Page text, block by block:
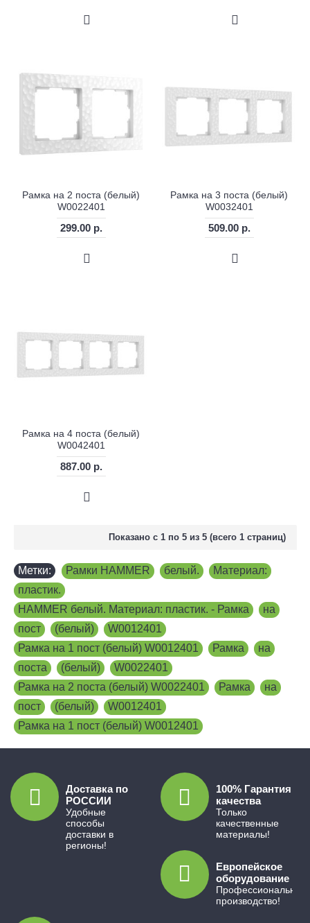
Рамка на 2 поста (белый)
W0022401
299.00 р.
Рамка на 3 поста (белый)
W0032401
509.00 р.
Рамка на 4 поста (белый)
W0042401
887.00 р.
Показано с 1 по 5 из 5 (всего 1 страниц)
Метки: Рамки HAMMER белый. Материал:
пластик.
HAMMER белый. Материал: пластик. - Рамка
на
пост
(белый) W0012401
Рамка на 1 пост (белый) W0012401
Рамка на
поста
(белый) W0022401
Рамка на 2 поста (белый) W0022401
Рамка на
пост
(белый) W0012401
Рамка на 1 пост (белый) W0012401
Доставка по
РОССИИ
Удобные
способы
доставки в
регионы!
100% Гарантия
качества
Только
качественные
материалы!
Европейское
оборудование
Профессиональное
производство!